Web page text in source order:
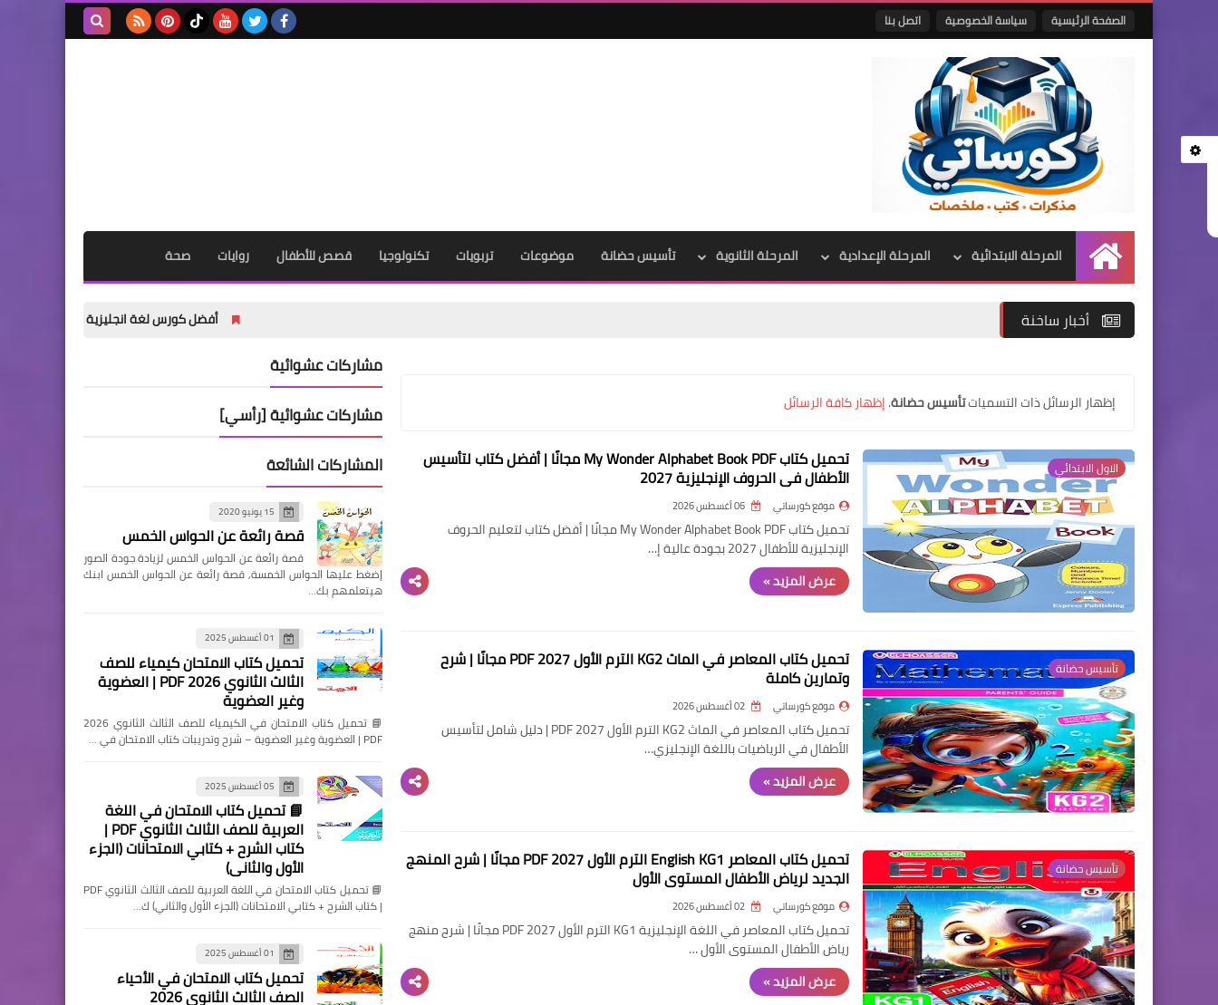
الصفحة الرئيسية سياسة الخصوصية اتصل بنا
الرئيسية
المرحلة الابتدائية المرحلة الإعدادية المرحلة الثانوية تأسيس حضانة موضوعات تربويات تكنولوجيا قصص للأطفال روايات صحة
أخبار ساخنة أفضل كورس لغة انجليزية للثانوية العامة والبكالوريا 2027 PDF | كلمات وGrammar وWriting وReading وTranslation
‏إظهار الرسائل ذات التسمياتتأسيس حضانة.إظهار كافة الرسائل
الاول الابتدائي تحميل كتاب My Wonder Alphabet Book PDF مجانًا | أفضل كتاب لتأسيس
الأطفال في الحروف الإنجليزية 2027
موقع كورساتي
تحميل كتاب My Wonder Alphabet Book PDF مجانًا | أفضل كتاب لتعليم الحروف
الإنجليزية للأطفال 2027 بجودة عالية إ…
عرض المزيد »
تأسيس حضانة تحميل كتاب المعاصر في الماث KG2 الترم الأول 2027 PDF مجانًا | شرح
وتمارين كاملة
موقع كورساتي
تحميل كتاب المعاصر في الماث KG2 الترم الأول 2027 PDF | دليل شامل لتأسيس
الأطفال في الرياضيات باللغة الإنجليزي…
عرض المزيد »
تأسيس حضانة تحميل كتاب المعاصر English KG1 الترم الأول 2027 PDF مجانًا | شرح المنهج
الجديد لرياض الأطفال المستوى الأول
موقع كورساتي
تحميل كتاب المعاصر في اللغة الإنجليزية KG1 الترم الأول 2027 PDF مجانًا | شرح منهج
رياض الأطفال المستوى الأول …
عرض المزيد »
مشاركات عشوائية
مشاركات عشوائية [رأسي]
المشاركات الشائعة
15 يونيو 2020
قصة رائعة عن الحواس الخمس
قصة رائعة عن الحواس الخمس لزيادة جودة الصور
إضغط عليها الحواس الخمسة, قصة رائعة عن الحواس الخمس ابنك
هيتعلمهم بك…
01 أغسطس 2025
تحميل كتاب الامتحان كيمياء للصف
الثالث الثانوي 2026 PDF | العضوية
وغير العضوية
📘 تحميل كتاب الامتحان في الكيمياء للصف الثالث الثانوي 2026
PDF | العضوية وغير العضوية – شرح وتدريبات كتاب الامتحان في …
05 أغسطس 2025
📘 تحميل كتاب الامتحان في اللغة
العربية للصف الثالث الثانوي PDF |
كتاب الشرح + كتابي الامتحانات (الجزء
الأول والثاني)
📘 تحميل كتاب الامتحان في اللغة العربية للصف الثالث الثانوي PDF
| كتاب الشرح + كتابي الامتحانات (الجزء الأول والثاني) ك…
01 أغسطس 2025
تحميل كتاب الامتحان في الأحياء
الصف الثالث الثانوي 2026